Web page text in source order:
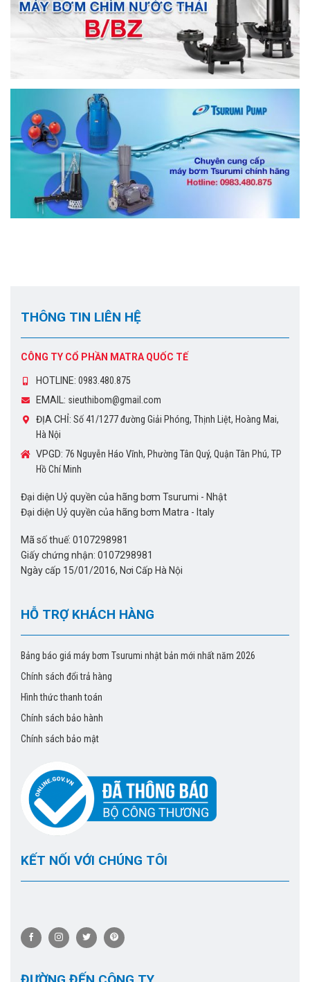
THÔNG TIN LIÊN HỆ
CÔNG TY CỔ PHẦN MATRA QUỐC TẾ
HOTLINE: 0983.480.875
EMAIL: sieuthibom@gmail.com
ĐỊA CHỈ: Số 41/1277 đường Giải Phóng, Thịnh Liệt, Hoàng Mai,
Hà Nội
VPGD: 76 Nguyễn Háo Vĩnh, Phường Tân Quý, Quận Tân Phú, TP
Hồ Chí Minh
Đại diện Uỷ quyền của hãng bơm Tsurumi - Nhật
Đại diện Uỷ quyền của hãng bơm Matra - Italy
Mã số thuế: 0107298981
Giấy chứng nhận: 0107298981
Ngày cấp 15/01/2016, Nơi Cấp Hà Nội
HỖ TRỢ KHÁCH HÀNG
Bảng báo giá máy bơm Tsurumi nhật bản mới nhất năm 2026
Chính sách đổi trả hàng
Hình thức thanh toán
Chính sách bảo hành
Chính sách bảo mật
KẾT NỐI VỚI CHÚNG TÔI